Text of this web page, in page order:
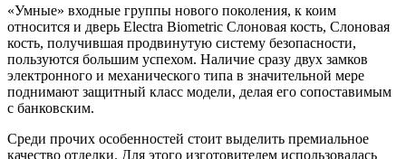
«Умные» входные группы нового поколения, к коим
относится и дверь Electra Biometric Слоновая кость, Слоновая
кость, получившая продвинутую систему безопасности,
пользуются большим успехом. Наличие сразу двух замков
электронного и механического типа в значительной мере
поднимают защитный класс модели, делая его сопоставимым
с банковским.
Среди прочих особенностей стоит выделить премиальное
качество отделки. Для этого изготовителем использовалась